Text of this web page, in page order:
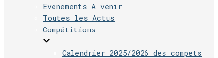
Evenements A venir
Toutes les Actus
Compétitions
Calendrier 2025/2026 des compets